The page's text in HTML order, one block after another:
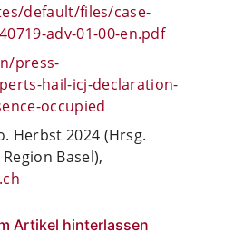
default/files/case-
adv-01-00-en.pdf
press-
hail-icj-declaration-
occupied
Herbst 2024 (Hrsg.
Basel),
Artikel hinterlassen